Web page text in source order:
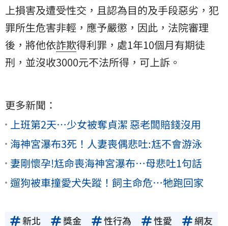
上損害及遭受性交，且認為目的及手段惡劣，犯
罪所生危害非輕，應予嚴懲，因此，法院審理
後，將他依詐欺得利罪，處1年10個月有期徒
刑，並沒收3000元不法所得，可上訴。
更多新聞：
上班第2天…少女被奪貞潔 惡老闆賠錢沒用
海神宮瀑布3死！人妻喪偶悲吐:尪不會游泳
妻剛懷孕!尪命喪海神宮瀑布…母悲吐1句話
遛狗被車撞愛犬失蹤！飼主命危…牠跑回家
新北 獎金 性行為 性愛 網友